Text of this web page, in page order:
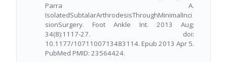
Parra A.
IsolatedSubtalarArthrodesisThroughMinimalInci
sionSurgery. Foot Ankle Int. 2013 Aug;
34(8):1117-27. doi:
10.1177/1071100713483114. Epub 2013 Apr 5.
PubMed PMID: 23564424.